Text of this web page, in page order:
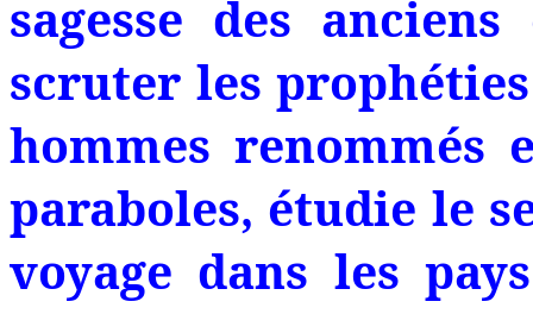
sagesse des
scruter les
hommes renommés
paraboles, étudie le
voyage dans les